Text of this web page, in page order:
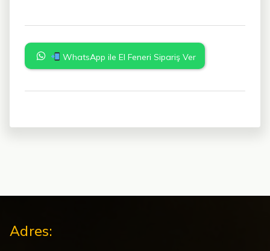
WhatsApp ile El Feneri Sipariş Ver
Adres: